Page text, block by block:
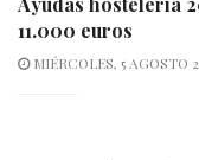
11.000 euros
MIÉRCOLES, 5 AGOSTO